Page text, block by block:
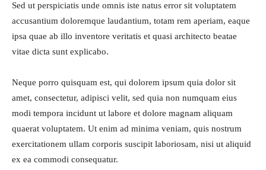
Sed ut perspiciatis unde omnis iste natus error sit voluptatem
accusantium doloremque laudantium, totam rem aperiam, eaque
ipsa quae ab illo inventore veritatis et quasi architecto beatae
vitae dicta sunt explicabo.
Neque porro quisquam est, qui dolorem ipsum quia dolor sit
amet, consectetur, adipisci velit, sed quia non numquam eius
modi tempora incidunt ut labore et dolore magnam aliquam
quaerat voluptatem. Ut enim ad minima veniam, quis nostrum
exercitationem ullam corporis suscipit laboriosam, nisi ut aliquid
ex ea commodi consequatur.